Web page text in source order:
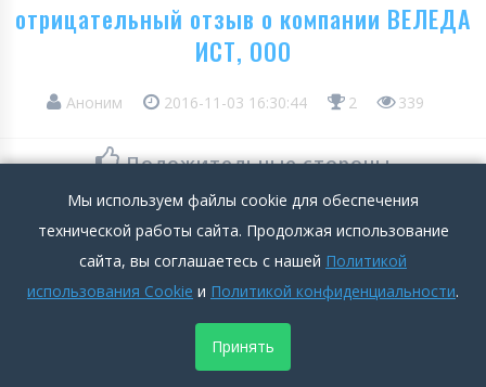
отрицательный отзыв о компании ВЕЛЕДА
ИСТ, ООО
Аноним 2016-11-03 16:30:44 2 339
Положительные стороны
Пока супервайзером была Виктория , была нормальная
зарплата.
Подробнее >>
Отрицательные стороны
Отвратительный супервайзер Дарья, воротит от манеры
Мы используем файлы cookie для обеспечения
технической работы сайта. Продолжая использование
сайта, вы соглашаетесь с нашей Политикой
использования Cookie и Политикой конфиденциальности.
Принять